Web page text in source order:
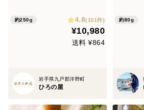
約250g 4.8(151件)
¥10,980
送料 ¥864
岩手県九戸郡洋野町
ひろの屋
使用の
約80g